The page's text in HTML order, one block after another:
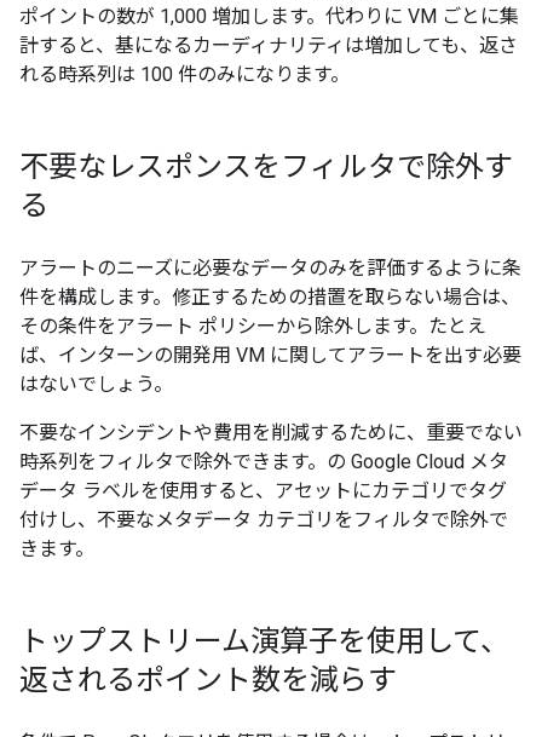
ポイントの数が 1,000 増加します。代わりに VM ごとに集
計すると、基になるカーディナリティは増加しても、返さ
れる時系列は 100 件のみになります。
不要なレスポンスをフィルタで除外す
る
アラートのニーズに必要なデータのみを評価するように条
件を構成します。修正するための措置を取らない場合は、
その条件をアラート ポリシーから除外します。たとえ
ば、インターンの開発用 VM に関してアラートを出す必要
はないでしょう。
不要なインシデントや費用を削減するために、重要でない
時系列をフィルタで除外できます。の Google Cloud メタ
データ ラベルを使用すると、アセットにカテゴリでタグ
付けし、不要なメタデータ カテゴリをフィルタで除外で
きます。
トップストリーム演算子を使用して、
返されるポイント数を減らす